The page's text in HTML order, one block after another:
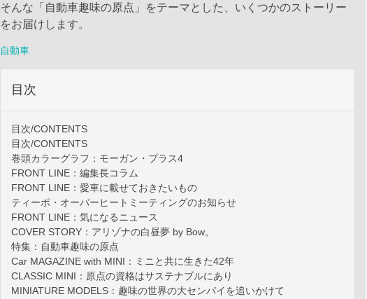
そんな「自動車趣味の原点」をテーマとした、いくつかのストーリー
をお届けします。
自動車
目次
目次/CONTENTS
目次/CONTENTS
巻頭カラーグラフ：モーガン・プラス4
FRONT LINE：編集長コラム
FRONT LINE：愛車に載せておきたいもの
ティーポ・オーバーヒートミーティングのお知らせ
FRONT LINE：気になるニュース
COVER STORY：アリゾナの白昼夢 by Bow。
特集：自動車趣味の原点
Car MAGAZINE with MINI：ミニと共に生きた42年
CLASSIC MINI：原点の資格はサステナブルにあり
MINIATURE MODELS：趣味の世界の大センパイを追いかけて